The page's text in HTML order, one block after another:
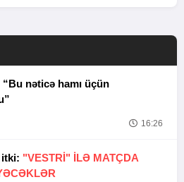
nəticə hamı üçün
16:26
itki: "VESTRİ" İLƏ MATÇDA